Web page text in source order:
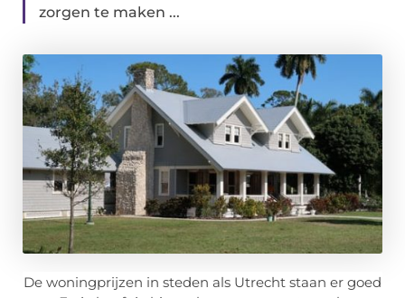
zorgen te maken ...
De woningprijzen in steden als Utrecht staan er goed